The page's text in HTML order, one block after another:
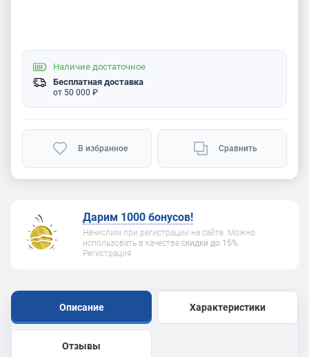
Наличие достаточное
Бесплатная доставка
от 50 000 ₽
В избранное Сравнить
Дарим 1000 бонусов!
Начислим при регистрации на сайте. Можно
использовать в качестве скидки до 15%.
Регистрация
Описание Характеристики
Отзывы